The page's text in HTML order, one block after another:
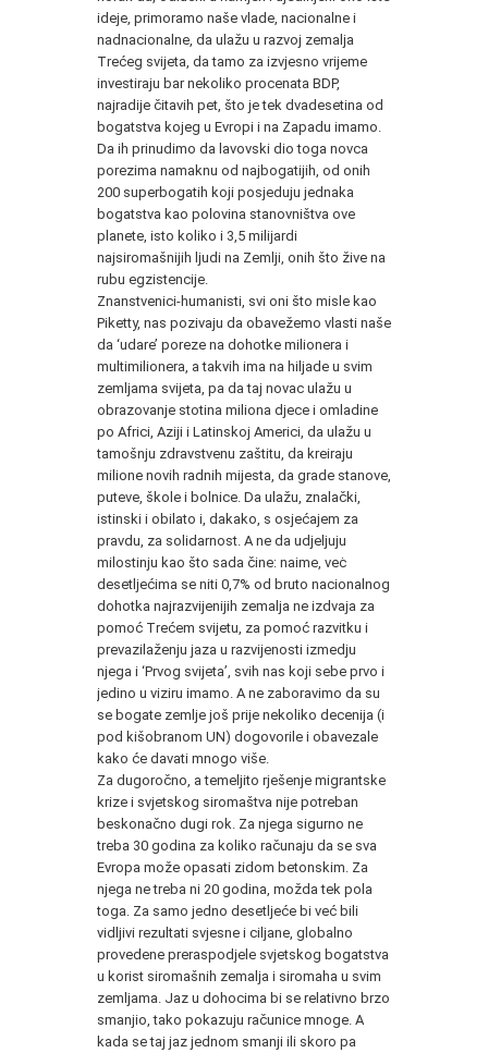
ideje, primoramo naše vlade, nacionalne i
nadnacionalne, da ulažu u razvoj zemalja
Trećeg svijeta, da tamo za izvjesno vrijeme
investiraju bar nekoliko procenata BDP,
najradije čitavih pet, što je tek dvadesetina od
bogatstva kojeg u Evropi i na Zapadu imamo.
Da ih prinudimo da lavovski dio toga novca
porezima namaknu od najbogatijih, od onih
200 superbogatih koji posjeduju jednaka
bogatstva kao polovina stanovništva ove
planete, isto koliko i 3,5 milijardi
najsiromašnijih ljudi na Zemlji, onih što žive na
rubu egzistencije.
Znanstvenici-humanisti, svi oni što misle kao
Piketty, nas pozivaju da obavežemo vlasti naše
da ‘udare’ poreze na dohotke milionera i
multimilionera, a takvih ima na hiljade u svim
zemljama svijeta, pa da taj novac ulažu u
obrazovanje stotina miliona djece i omladine
po Africi, Aziji i Latinskoj Americi, da ulažu u
tamošnju zdravstvenu zaštitu, da kreiraju
milione novih radnih mijesta, da grade stanove,
puteve, škole i bolnice. Da ulažu, znalački,
istinski i obilato i, dakako, s osjećajem za
pravdu, za solidarnost. A ne da udjeljuju
milostinju kao što sada čine: naime, veċ
desetljećima se niti 0,7% od bruto nacionalnog
dohotka najrazvijenijih zemalja ne izdvaja za
pomoć Trećem svijetu, za pomoć razvitku i
prevazilaženju jaza u razvijenosti izmedju
njega i ‘Prvog svijeta’, svih nas koji sebe prvo i
jedino u viziru imamo. A ne zaboravimo da su
se bogate zemlje još prije nekoliko decenija (i
pod kišobranom UN) dogovorile i obavezale
kako će davati mnogo više.
Za dugoročno, a temeljito rješenje migrantske
krize i svjetskog siromaštva nije potreban
beskonačno dugi rok. Za njega sigurno ne
treba 30 godina za koliko računaju da se sva
Evropa može opasati zidom betonskim. Za
njega ne treba ni 20 godina, možda tek pola
toga. Za samo jedno desetljeće bi već bili
vidljivi rezultati svjesne i ciljane, globalno
provedene preraspodjele svjetskog bogatstva
u korist siromašnih zemalja i siromaha u svim
zemljama. Jaz u dohocima bi se relativno brzo
smanjio, tako pokazuju računice mnoge. A
kada se taj jaz jednom smanji ili skoro pa